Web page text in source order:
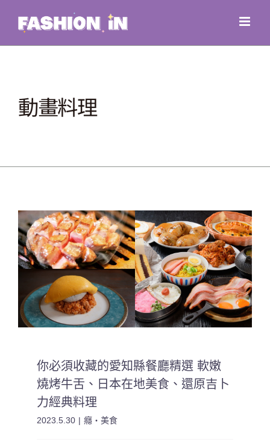
content
動畫料理
你必須收藏的愛知縣餐廳精選 軟嫩
燒烤牛舌、日本在地美食、還原吉卜
力經典料理
2023.5.30 | 癮・美食